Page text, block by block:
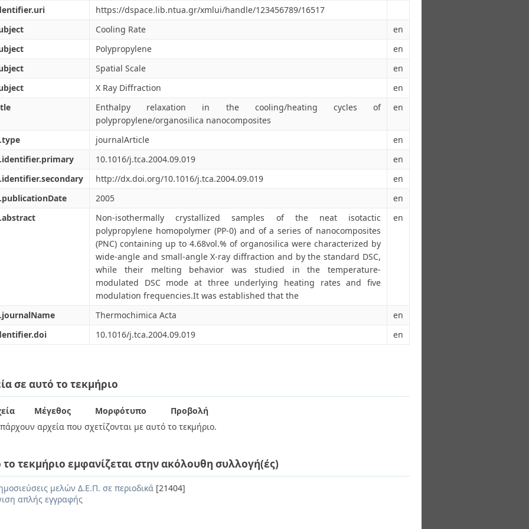
https://dspace.lib.ntua.gr/xmlui/handle/123456789/16517
Cooling Rate
en
Polypropylene
en
Spatial Scale
en
X Ray Diffraction
en
Enthalpy relaxation in the cooling/heating cycles of
polypropylene/organosilica nanocomposites
en
journalArticle
en
10.1016/j.tca.2004.09.019
en
http://dx.doi.org/10.1016/j.tca.2004.09.019
en
2005
en
Non-isothermally crystallized samples of the neat isotactic
polypropylene homopolymer (PP-0) and of a series of nanocomposites
(PNC) containing up to 4.68vol.% of organosilica were characterized by
wide-angle and small-angle X-ray diffraction and by the standard DSC,
while their melting behavior was studied in the temperature-
modulated DSC mode at three underlying heating rates and five
modulation frequencies.It was established that the
en
Thermochimica Acta
en
10.1016/j.tca.2004.09.019 en
σε αυτό το τεκμήριο
Μέγεθος Μορφότυπο
Προβολή
αρχεία που σχετίζονται με αυτό το τεκμήριο.
το τεκμήριο εμφανίζεται στην ακόλουθη συλλογή(ές)
μελών Δ.Ε.Π. σε περιοδικά [21404]
απλής εγγραφής